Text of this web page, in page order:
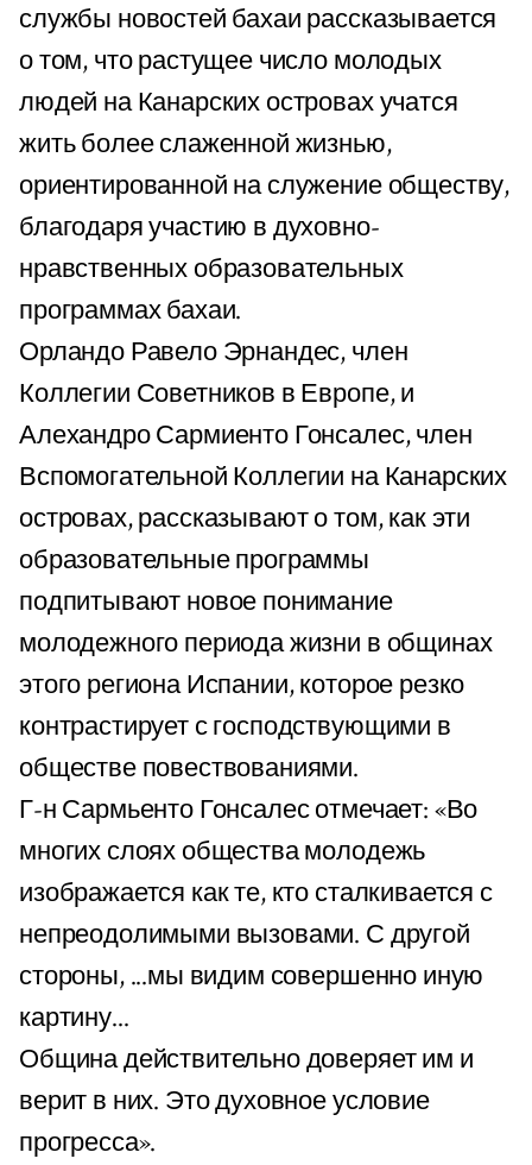
службы новостей бахаи рассказывается
о том, что растущее число молодых
людей на Канарских островах учатся
жить более слаженной жизнью,
ориентированной на служение обществу,
благодаря участию в духовно-
нравственных образовательных
программах бахаи.
Орландо Равело Эрнандес, член
Коллегии Советников в Европе, и
Алехандро Сармиенто Гонсалес, член
Вспомогательной Коллегии на Канарских
островах, рассказывают о том, как эти
образовательные программы
подпитывают новое понимание
молодежного периода жизни в общинах
этого региона Испании, которое резко
контрастирует с господствующими в
обществе повествованиями.
Г-н Сармьенто Гонсалес отмечает: «Во
многих слоях общества молодежь
изображается как те, кто сталкивается с
непреодолимыми вызовами. С другой
стороны, ...мы видим совершенно иную
картину...
Община действительно доверяет им и
верит в них. Это духовное условие
прогресса».